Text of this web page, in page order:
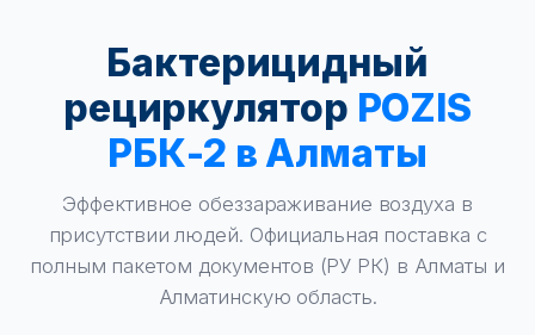
Бактерицидный
рециркулятор POZIS
РБК-2 в Алматы
Эффективное обеззараживание воздуха в
присутствии людей. Официальная поставка с
полным пакетом документов (РУ РК) в Алматы и
Алматинскую область.